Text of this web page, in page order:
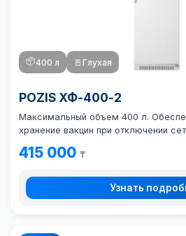
📦400 л 🚪 Глухая
POZIS ХФ-400-2
Максимальный объем 400 л.
хранение вакцин при отключении
415 000 ₸
Узнать